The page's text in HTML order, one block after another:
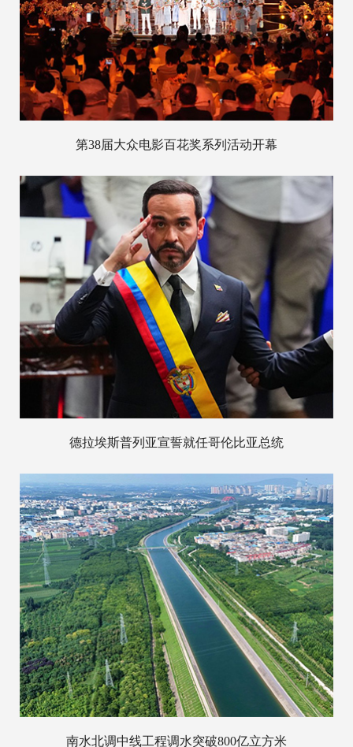
第38届大众电影百花奖系列活动开幕
德拉埃斯普列亚宣誓就任哥伦比亚总统
南水北调中线工程调水突破800亿立方米